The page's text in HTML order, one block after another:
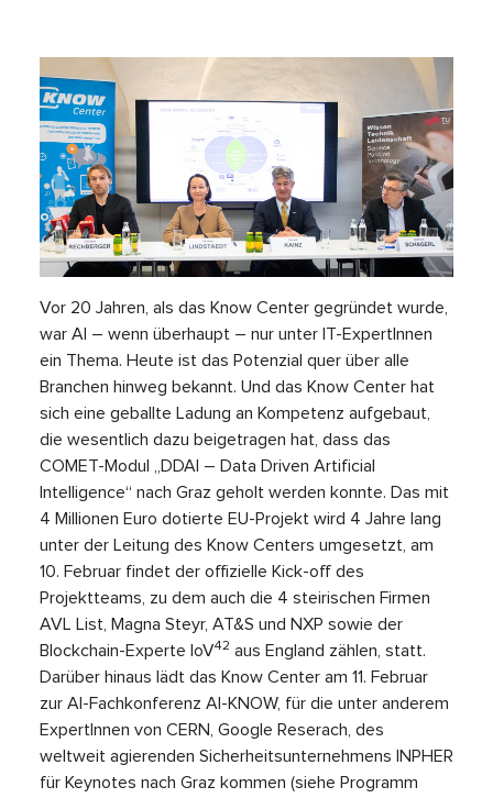
Vor 20 Jahren, als das Know Center gegründet wurde,
war AI – wenn überhaupt – nur unter IT-ExpertInnen
ein Thema. Heute ist das Potenzial quer über alle
Branchen hinweg bekannt. Und das Know Center hat
sich eine geballte Ladung an Kompetenz aufgebaut,
die wesentlich dazu beigetragen hat, dass das
COMET-Modul „DDAI – Data Driven Artificial
Intelligence“ nach Graz geholt werden konnte. Das mit
4 Millionen Euro dotierte EU-Projekt wird 4 Jahre lang
unter der Leitung des Know Centers umgesetzt, am
10. Februar findet der offizielle Kick-off des
Projektteams, zu dem auch die 4 steirischen Firmen
AVL List, Magna Steyr, AT&S und NXP sowie der
Blockchain-Experte IoV42 aus England zählen, statt.
Darüber hinaus lädt das Know Center am 11. Februar
zur AI-Fachkonferenz AI-KNOW, für die unter anderem
ExpertInnen von CERN, Google Reserach, des
weltweit agierenden Sicherheitsunternehmens INPHER
für Keynotes nach Graz kommen (siehe Programm